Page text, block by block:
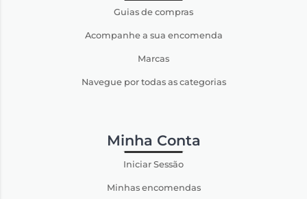
Guias de compras
Acompanhe a sua encomenda
Marcas
Navegue por todas as categorias
Minha Conta
Iniciar Sessão
Minhas encomendas